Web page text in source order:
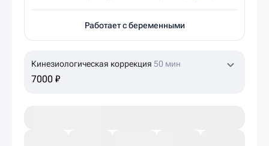
Работает с беременными
Кинезиологическая коррекция 50 мин
7000 ₽